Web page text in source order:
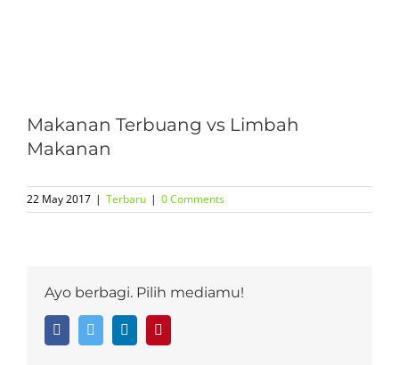
Larger
Image
Makanan Terbuang vs Limbah
Makanan
22 May 2017 | Terbaru | 0 Comments
Ayo berbagi. Pilih mediamu!
FacebookTwitter LinkedIn